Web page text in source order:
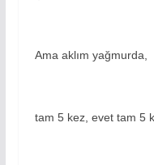
Ama aklım yağmurda,
tam 5 kez, evet tam 5